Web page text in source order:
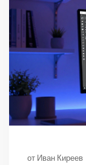
от Иван Киреев